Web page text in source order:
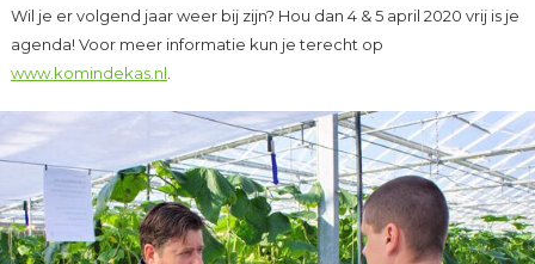
Wil je er volgend jaar weer bij zijn? Hou dan 4 & 5 april 2020 vrij is je
agenda! Voor meer informatie kun je terecht op
www.komindekas.nl